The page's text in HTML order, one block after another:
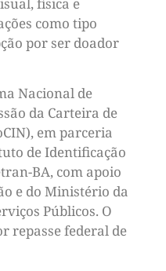
como tipo
por ser doador
Nacional de
da Carteira de
em parceria
de Identificação
BA, com apoio
e do Ministério da
Públicos. O
repasse federal de